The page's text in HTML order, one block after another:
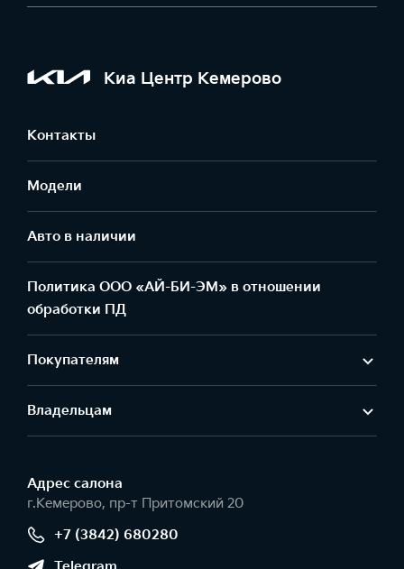
Киа Центр Кемерово
Контакты
Модели
Авто в наличии
Политика ООО «АЙ-БИ-ЭМ» в отношении
обработки ПД
Покупателям
Владельцам
Адрес салонa
г.Кемерово, пр-т Притомский 20
+7 (3842) 680280